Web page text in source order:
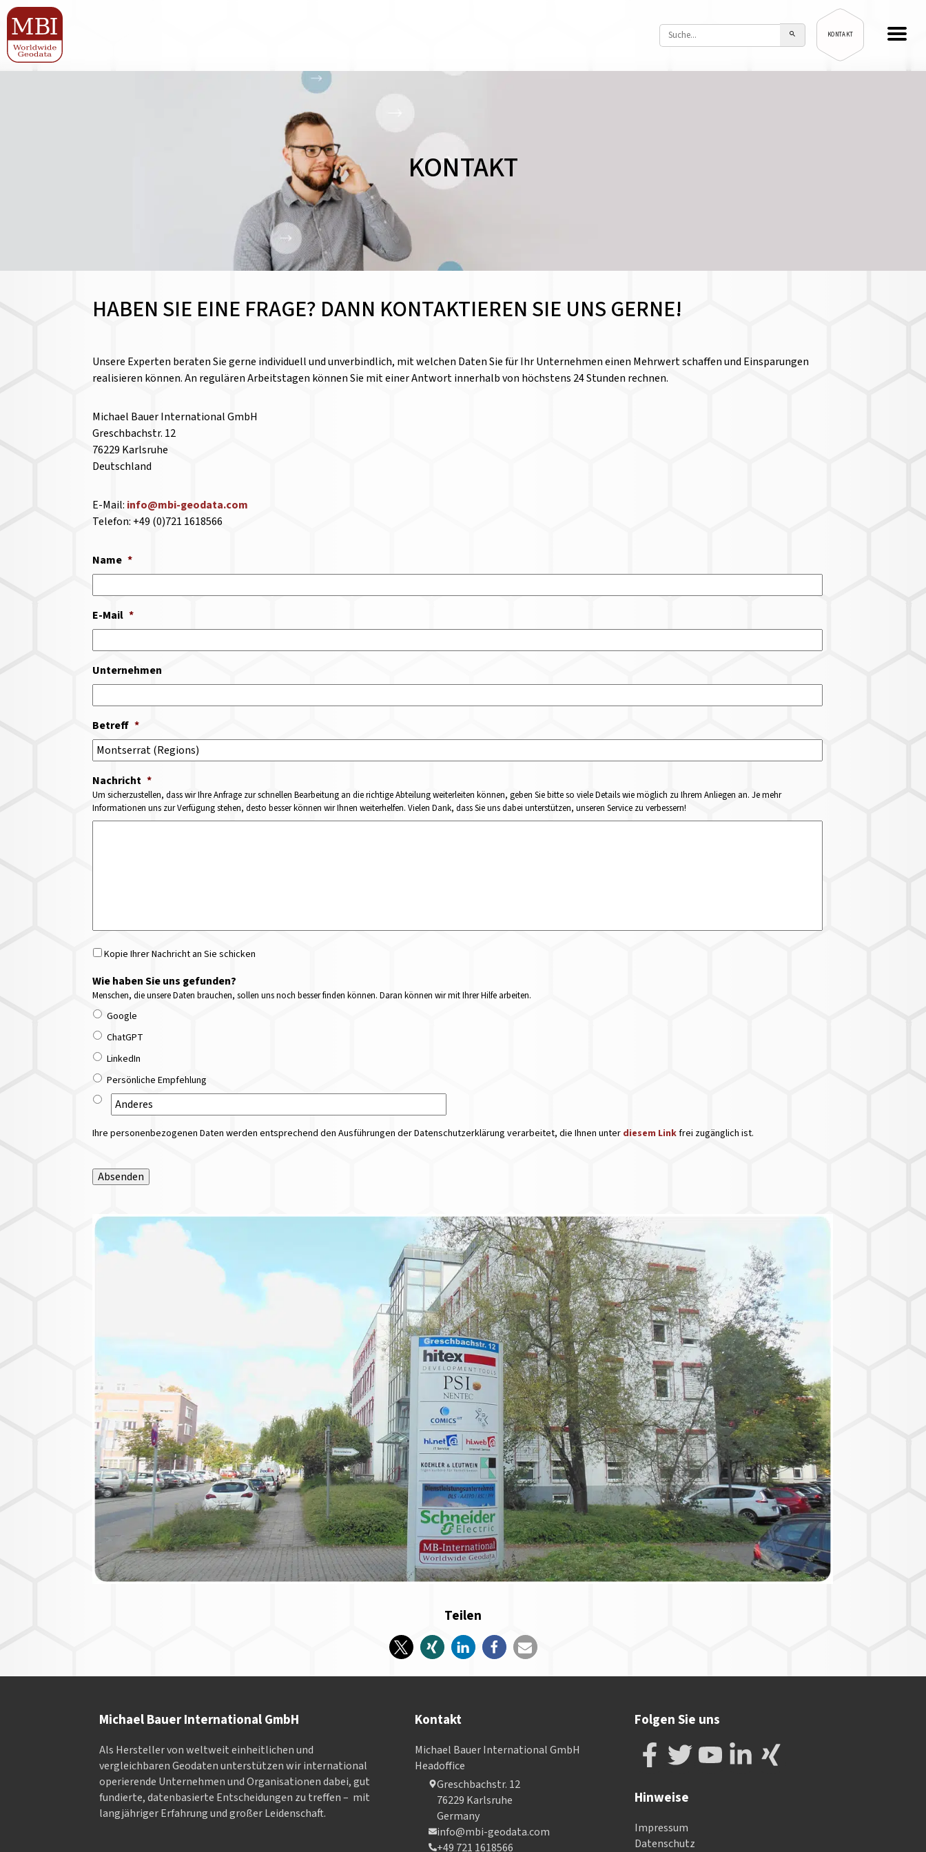
KONTAKT
KONTAKT
HABEN SIE EINE FRAGE? DANN KONTAKTIEREN SIE UNS GERNE!
Unsere Experten beraten Sie gerne individuell und unverbindlich, mit welchen Daten Sie für Ihr Unternehmen einen Mehrwert schaffen und Einsparungen
realisieren können. An regulären Arbeitstagen können Sie mit einer Antwort innerhalb von höchstens 24 Stunden rechnen.
Michael Bauer International GmbH
Greschbachstr. 12
76229 Karlsruhe
Deutschland
E-Mail: info@mbi-geodata.com
Telefon: +49 (0)721 1618566
Name *
E-Mail *
Unternehmen
Betreff *
Nachricht *
Um sicherzustellen, dass wir Ihre Anfrage zur schnellen Bearbeitung an die richtige Abteilung weiterleiten können, geben Sie bitte so viele Details wie möglich zu Ihrem Anliegen an. Je mehr
Informationen uns zur Verfügung stehen, desto besser können wir Ihnen weiterhelfen. Vielen Dank, dass Sie uns dabei unterstützen, unseren Service zu verbessern!
Kopie Ihrer Nachricht an Sie schicken
Wie haben Sie uns gefunden?
Menschen, die unsere Daten brauchen, sollen uns noch besser finden können. Daran können wir mit Ihrer Hilfe arbeiten.
Google
ChatGPT
LinkedIn
Persönliche Empfehlung
Ihre personenbezogenen Daten werden entsprechend den Ausführungen der Datenschutzerklärung verarbeitet, die Ihnen unter diesem Linkfrei zugänglich ist.
Absenden
Teilen
Michael Bauer International GmbH
Als Hersteller von weltweit einheitlichen und
vergleichbaren Geodaten un­ter­stüt­zen wir in­ter­na­tional
ope­rieren­de Un­ter­neh­men und Or­ga­nisa­tionen dabei, gut
fundierte, datenbasierte Entscheidungen zu treffen – mit
langjähriger Erfahrung und großer Leidenschaft.
Kontakt
Michael Bauer International GmbH
Headoffice
Greschbachstr. 12
76229 Karlsruhe
Germany
info@mbi-geodata.com
+49 721 1618566
Folgen Sie uns
Hinweise
Impressum
Datenschutz